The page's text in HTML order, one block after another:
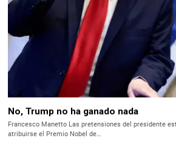
No, Trump no ha ganado nada
Francesco Manetto Las pretensiones del presidente
atribuirse el Premio Nobel de…